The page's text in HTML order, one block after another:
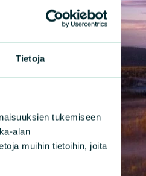
Tietoja
tukemiseen
alan
muihin tietoihin, joita